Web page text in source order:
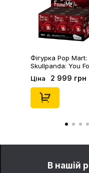
Фігурка Pop Mart:
Skullpanda: You
Me!: Plush Doll
Series (Blind Box: 1
10) (Secret Edition),
(29347)
Ціна 2 999 грн
В нашій